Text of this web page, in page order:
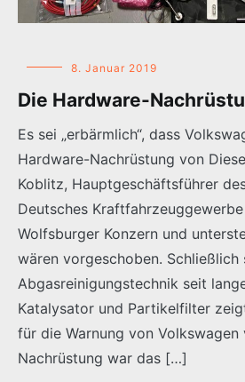
8. Januar 2019
Die Hardware-
Es sei „erbärmlich“, dass
Hardware-Nachrüstung von
Koblitz, Hauptgeschäftsführer
Deutsches
Wolfsburger Konzern und
wären vorgeschoben. Schließlich
Abgasreinigungstechnik seit
Katalysator und Partikelfilter
für die Warnung von
Nachrüstung war das […]